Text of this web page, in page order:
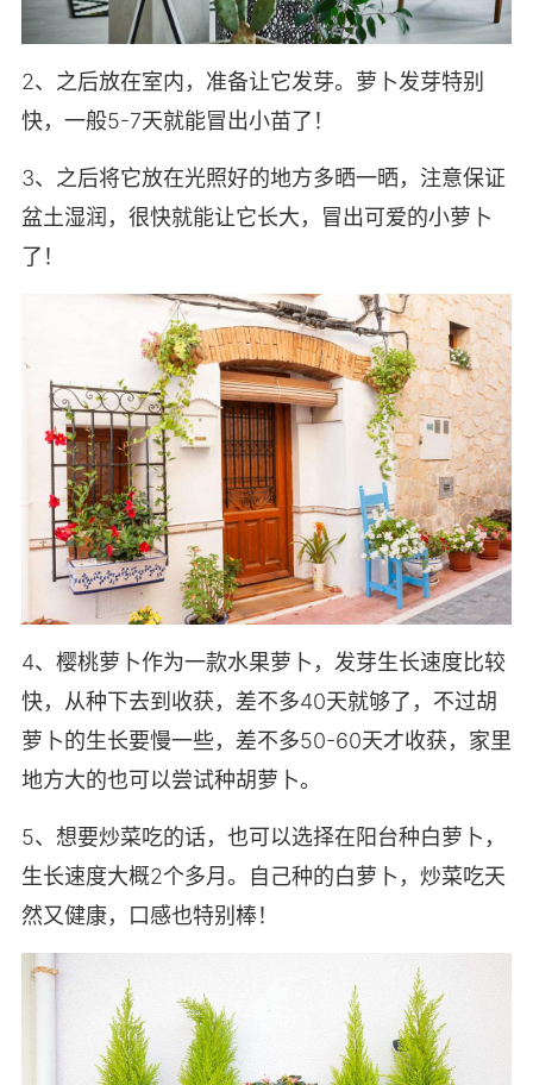
2、之后放在室内，准备让它发芽。萝卜发芽特别
快，一般5-7天就能冒出小苗了！
3、之后将它放在光照好的地方多晒一晒，注意保证
盆土湿润，很快就能让它长大，冒出可爱的小萝卜
了！
4、樱桃萝卜作为一款水果萝卜，发芽生长速度比较
快，从种下去到收获，差不多40天就够了，不过胡
萝卜的生长要慢一些，差不多50-60天才收获，家里
地方大的也可以尝试种胡萝卜。
5、想要炒菜吃的话，也可以选择在阳台种白萝卜，
生长速度大概2个多月。自己种的白萝卜，炒菜吃天
然又健康，口感也特别棒！